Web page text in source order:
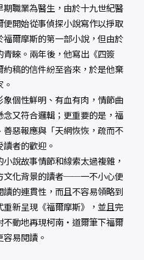
職業為醫生，由於十九世紀醫
開始從事偵探小說寫作以掙取
爾摩斯的第一部小說，但由於
睞。兩年後，他寫出《四簽
稿的信件紛至沓來，於是他棄
個性鮮明、有血有肉，情節曲
又符合邏輯；更重要的是，福
惡報應與「天網恢恢，疏而不
者的歡迎。
說故事情節和線索太過複雜，
化背景的讀者──一不小心便
的連貫性，而且不容易領略到
新呈現《福爾摩斯》，並且完
不動地再現柯南‧道爾筆下福爾
易閱讀。